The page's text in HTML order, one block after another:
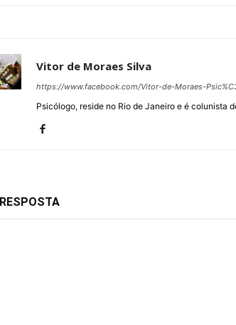
Vitor de Moraes Silva
https://www.facebook.com/Vitor-de-Moraes-
Psicólogo, reside no Rio de Janeiro e é colunista